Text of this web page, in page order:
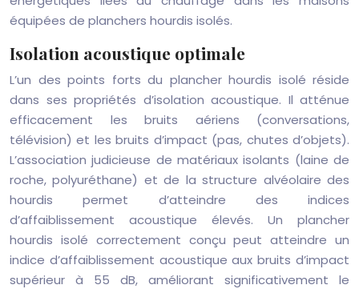
équipées de planchers hourdis isolés.
Isolation acoustique optimale
L’un des points forts du plancher hourdis isolé réside
dans ses propriétés d’isolation acoustique. Il atténue
efficacement les bruits aériens (conversations,
télévision) et les bruits d’impact (pas, chutes d’objets).
L’association judicieuse de matériaux isolants (laine de
roche, polyuréthane) et de la structure alvéolaire des
hourdis permet d’atteindre des indices
d’affaiblissement acoustique élevés. Un plancher
hourdis isolé correctement conçu peut atteindre un
indice d’affaiblissement acoustique aux bruits d’impact
supérieur à 55 dB, améliorant significativement le